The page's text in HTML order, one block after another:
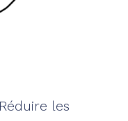
les